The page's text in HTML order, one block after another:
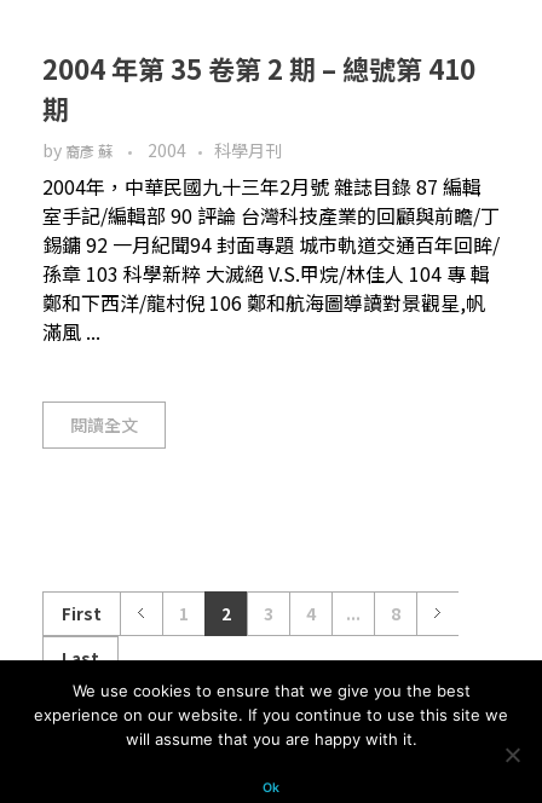
2004 年第 35 卷第 2 期 – 總號第 410
期
by 裔彥 蘇 2004 科學月刊
2004年，中華民國九十三年2月號 雜誌目錄 87 編輯
室手記/編輯部 90 評論 台灣科技產業的回顧與前瞻/丁
錫鏞 92 一月紀聞94 封面專題 城市軌道交通百年回眸/
孫章 103 科學新粹 大滅絕 V.S.甲烷/林佳人 104 專 輯
鄭和下西洋/龍村倪 106 鄭和航海圖導讀對景觀星,帆
滿風 ...
閱讀全文
First 1 2 3 4 ...
8
Last
© 2026 科學月刊五十年大全 All
We use cookies to ensure that we give you the best
experience on our website. If you continue to use this site we
will assume that you are happy with it.
Ok